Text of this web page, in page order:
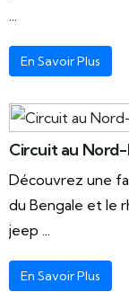
...
En Savoir Plus
Circuit au Nord-
Découvrez une
du Bengale et le
jeep ...
En Savoir Plus